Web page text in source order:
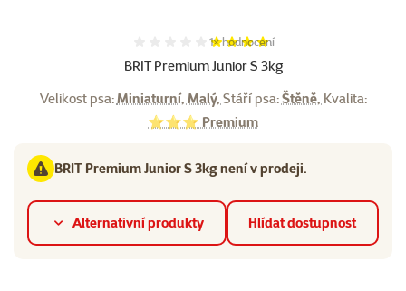
BRIT Premium Junior S 3kg
Hodnocení 80%, počet hodnocení:
1×hodnocení
Velikost psa:Miniaturní, Malý, Stáří psa:Štěně, Kvalita:
⭐⭐⭐ Premium
BRIT Premium Junior S 3kg není v prodeji.
Alternativní produkty Hlídat dostupnost